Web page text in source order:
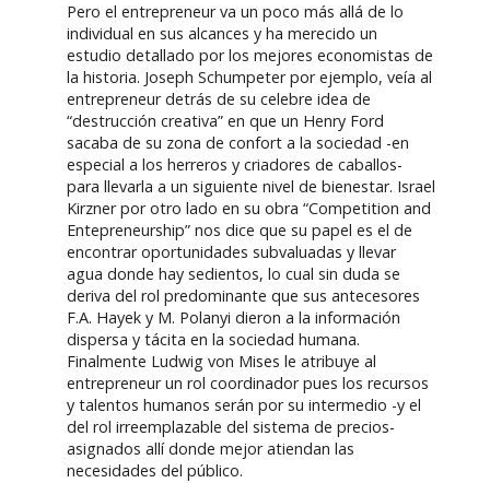
Pero el entrepreneur va un poco más allá de lo
individual en sus alcances y ha merecido un
estudio detallado por los mejores economistas de
la historia. Joseph Schumpeter por ejemplo, veía al
entrepreneur detrás de su celebre idea de
“destrucción creativa” en que un Henry Ford
sacaba de su zona de confort a la sociedad -en
especial a los herreros y criadores de caballos-
para llevarla a un siguiente nivel de bienestar. Israel
Kirzner por otro lado en su obra “Competition and
Entepreneurship” nos dice que su papel es el de
encontrar oportunidades subvaluadas y llevar
agua donde hay sedientos, lo cual sin duda se
deriva del rol predominante que sus antecesores
F.A. Hayek y M. Polanyi dieron a la información
dispersa y tácita en la sociedad humana.
Finalmente Ludwig von Mises le atribuye al
entrepreneur un rol coordinador pues los recursos
y talentos humanos serán por su intermedio -y el
del rol irreemplazable del sistema de precios-
asignados allí donde mejor atiendan las
necesidades del público.